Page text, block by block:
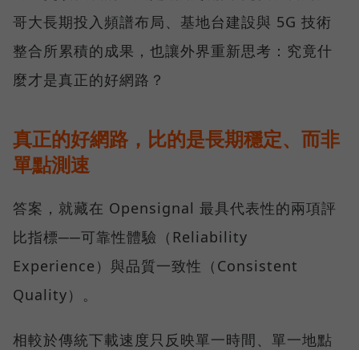
哥大長期投入頻譜布局、基地台建設與 5G 技術
整合所累積的成果，也讓外界重新思考：究竟什
麼才是真正的好網路？
真正的好網路，比的是長期穩定、而非
單點測速
答案，就藏在 Opensignal 最具代表性的兩項評
比指標──可靠性體驗（Reliability
Experience）與品質一致性（Consistent
Quality）。
相較於傳統下載速度只反映單一時間、單一地點